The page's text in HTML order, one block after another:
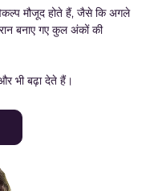
मौजूद होते हैं, जैसे कि अगले
बनाए गए कुल अंकों की
भी बढ़ा देते हैं।